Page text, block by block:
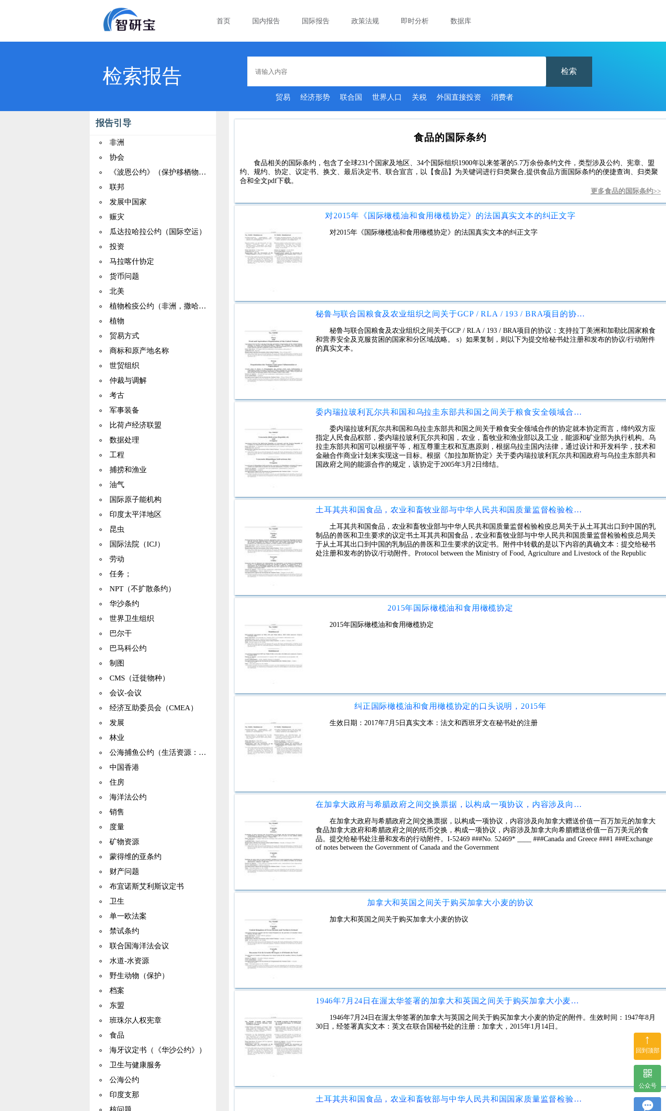
首页 国内报告 国际报告 政策法规 即时分析 数据库
检索报告 检索
贸易 经济形势 联合国 世界人口 关税 外国直接投资 消费者
报告引导
非洲
协会
《波恩公约》（保护移栖物种）
联邦
发展中国家
赈灾
瓜达拉哈拉公约（国际空运）
投资
马拉喀什协定
货币问题
北美
植物检疫公约（非洲，撒哈拉）
植物
贸易方式
商标和原产地名称
世贸组织
仲裁与调解
考古
军事装备
比荷卢经济联盟
数据处理
工程
捕捞和渔业
油气
国际原子能机构
印度太平洋地区
昆虫
国际法院（ICJ）
劳动
任务；
NPT（不扩散条约）
华沙条约
世界卫生组织
巴尔干
巴马科公约
制图
CMS（迁徙物种）
会议-会议
经济互助委员会（CMEA）
发展
林业
公海捕鱼公约（生活资源：养护）
中国香港
住房
海洋法公约
销售
度量
矿物资源
蒙得维的亚条约
财产问题
布宜诺斯艾利斯议定书
卫生
单一欧法案
禁试条约
联合国海洋法会议
水道-水资源
野生动物（保护）
档案
东盟
班珠尔人权宪章
食品
海牙议定书（《华沙公约》）
卫生与健康服务
公海公约
印度支那
食品的国际条约
食品相关的国际条约，包含了全球231个国家及地区、34个国际组织1900年以来签署的5.7万余份条约文件，类型涉及公约、宪章、盟
约、规约、协定、议定书、换文、最后决定书、联合宣言，以【食品】为关键词进行归类聚合,提供食品方面国际条约的便捷查询、归类聚
合和全文pdf下载。
更多食品的国际条约>>
对2015年《国际橄榄油和食用橄榄协定》的法国真实文本的纠正文字
对2015年《国际橄榄油和食用橄榄协定》的法国真实文本的纠正文字
秘鲁与联合国粮食及农业组织之间关于GCP / RLA / 193 / BRA项目的协议：支持拉丁美洲和加勒比国家粮食和营养安全及克服贫困的国家和分区域战略
秘鲁与联合国粮食及农业组织之间关于GCP / RLA / 193 / BRA项目的协议：支持拉丁美洲和加勒比国家粮食
和营养安全及克服贫困的国家和分区域战略。 s）如果复制，则以下为提交给秘书处注册和发布的协议/行动附件
的真实文本。
委内瑞拉玻利瓦尔共和国和乌拉圭东部共和国之间关于粮食安全领域合作的协定
委内瑞拉玻利瓦尔共和国和乌拉圭东部共和国之间关于粮食安全领域合作的协定就本协定而言，缔约双方应
指定人民食品权部，委内瑞拉玻利瓦尔共和国，农业，畜牧业和渔业部以及工业，能源和矿业部为执行机构。乌
拉圭东部共和国可以根据平等，相互尊重主权和互惠原则，根据乌拉圭国内法律，通过设计和开发科学，技术和
金融合作商业计划来实现这一目标。根据《加拉加斯协定》关于委内瑞拉玻利瓦尔共和国政府与乌拉圭东部共和
国政府之间的能源合作的规定，该协定于2005年3月2日缔结。
土耳其共和国食品，农业和畜牧业部与中华人民共和国质量监督检验检疫总局关于从土耳其出口到中国的乳制品的兽医和卫生要求的议定书
土耳其共和国食品，农业和畜牧业部与中华人民共和国质量监督检验检疫总局关于从土耳其出口到中国的乳
制品的兽医和卫生要求的议定书土耳其共和国食品，农业和畜牧业部与中华人民共和国质量监督检验检疫总局关
于从土耳其出口到中国的乳制品的兽医和卫生要求的议定书。附件中转载的是以下内容的真确文本：提交给秘书
处注册和发布的协议/行动附件。Protocol between the Ministry of Food, Agriculture and Livestock of the Republic
2015年国际橄榄油和食用橄榄协定
2015年国际橄榄油和食用橄榄协定
纠正国际橄榄油和食用橄榄协定的口头说明，2015年
生效日期：2017年7月5日真实文本：法文和西班牙文在秘书处的注册
在加拿大政府与希腊政府之间交换票据，以构成一项协议，内容涉及向加拿大赠送价值一百万加元的加拿大食品
在加拿大政府与希腊政府之间交换票据，以构成一项协议，内容涉及向加拿大赠送价值一百万加元的加拿大
食品加拿大政府和希腊政府之间的纸币交换，构成一项协议，内容涉及加拿大向希腊赠送价值一百万美元的食
品。提交给秘书处注册和发布的行动附件。I-52469 ###No. 52469* ____ ###Canada and Greece ###1 ###Exchange
of notes between the Government of Canada and the Government
加拿大和英国之间关于购买加拿大小麦的协议
加拿大和英国之间关于购买加拿大小麦的协议
1946年7月24日在渥太华签署的加拿大和英国之间关于购买加拿大小麦的协定的附件。
1946年7月24日在渥太华签署的加拿大与英国之间关于购买加拿大小麦的协定的附件。生效时间：1947年8月
30日，经签署真实文本：英文在联合国秘书处的注册：加拿大，2015年1月14日。
土耳其共和国食品，农业和畜牧部与中华人民共和国国家质量监督检验检疫总局之间的土耳其对中国烟草植物检疫要求议定书
↑
回到顶部
公众号